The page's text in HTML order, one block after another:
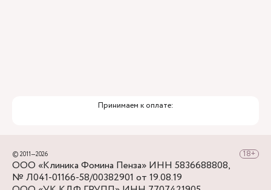
Принимаем к оплате:
© 2011—2026
ООО «Клиника Фомина Пенза» ИНН 5836688808,
№ Л041-01166-58/00382901 от 19.08.19